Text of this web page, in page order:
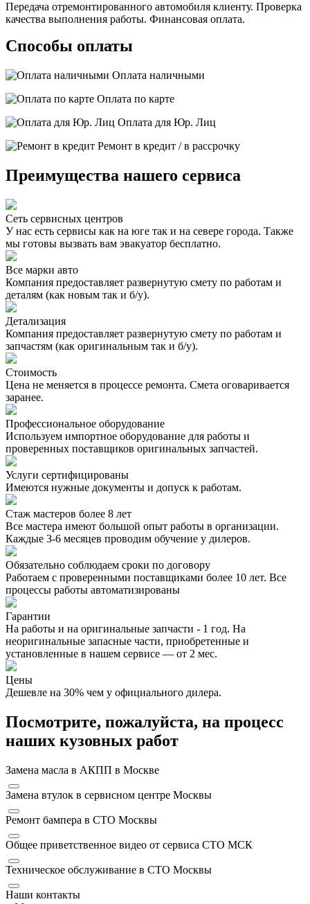
Передача отремонтированного автомобиля клиенту. Проверка
качества выполнения работы. Финансовая оплата.
Способы оплаты
Оплата наличными
Оплата по карте
Оплата для Юр. Лиц
Ремонт в кредит / в рассрочку
Преимущества нашего сервиса
Сеть сервисных центров
У нас есть сервисы как на юге так и на севере города. Также
мы готовы вызвать вам эвакуатор бесплатно.
Все марки авто
Компания предоставляет развернутую смету по работам и
деталям (как новым так и б/у).
Детализация
Компания предоставляет развернутую смету по работам и
запчастям (как оригинальным так и б/у).
Стоимость
Цена не меняется в процессе ремонта. Смета оговаривается
заранее.
Профессиональное оборудование
Используем импортное оборудование для работы и
проверенных поставщиков оригинальных запчастей.
Услуги сертифицированы
Имеются нужные документы и допуск к работам.
Стаж мастеров более 8 лет
Все мастера имеют большой опыт работы в организации.
Каждые 3-6 месяцев проводим обучение у дилеров.
Обязательно соблюдаем сроки по договору
Работаем с проверенными поставщиками более 10 лет. Все
процессы работы автоматизированы
Гарантии
На работы и на оригинальные запчасти - 1 год. На
неоригинальные запасные части, приобретенные и
установленные в нашем сервисе — от 2 мес.
Цены
Дешевле на 30% чем у официального дилера.
Посмотрите, пожалуйста, на процесс
наших кузовных работ
Замена масла в АКПП в Москве
Замена втулок в сервисном центре Москвы
Ремонт бампера в СТО Москвы
Общее приветственное видео от сервиса СТО МСК
Техническое обслуживание в СТО Москвы
Наши контакты